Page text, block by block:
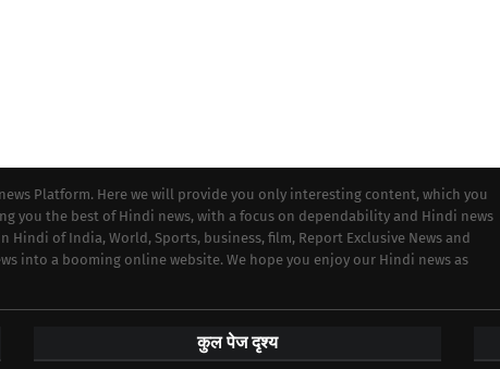
Platform. Here we will provide you only interesting content, which you
you the best of Hindi news, with a focus on dependability and Hindi news
Hindi of India, World, Sports, business, film, Report Exclusive News and
into a booming online website. We hope you enjoy our Hindi news as
कुल पेज दृश्य